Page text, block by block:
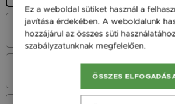
Fehér Arany 14K
45 900 Ft
Vörös Arany 14K
Ez a weboldal sütiket használ a
javítása érdekében. A weboldalunk
hozzájárul az összes süti
szabályzatunknak megfelelően.
ÖSSZES